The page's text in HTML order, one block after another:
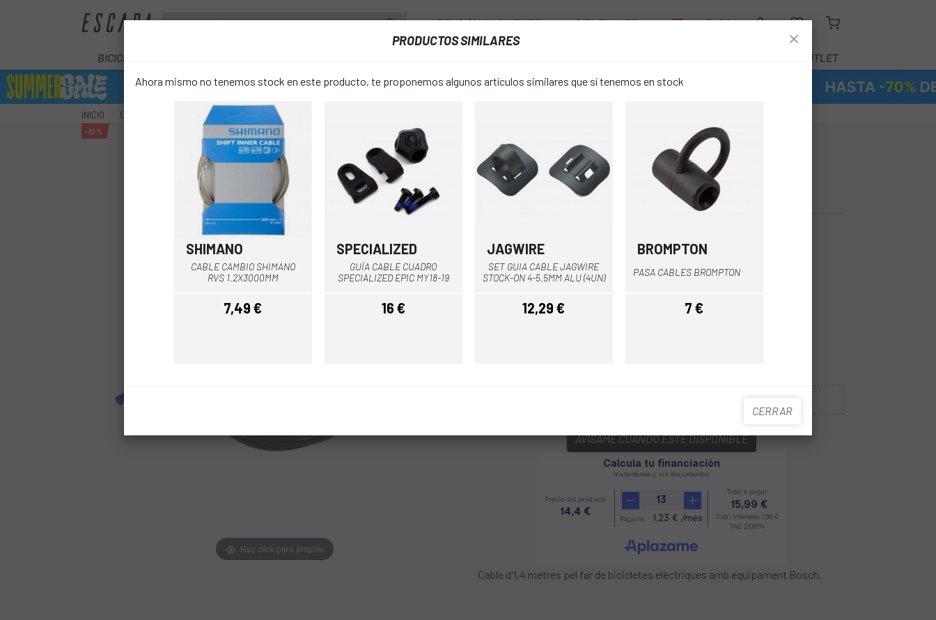
ATENCIÓN AL CLIENTE CITA TALLER BLOG
BICICLETAS OUTLET
INICIO COMPONENTES TRANSMISIÓN CABLES Y FUNDAS
favorite_border
-10%
Haz click para ampliar
CABLE DE LUZ DEL FARO
BOSCH
TALLA: Unica
AVÍSAME CUANDO ESTÉ DISPONIBLE
PRODUCTOS SIMILARES
Ahora mismo no tenemos stock en este producto, te proponemos algunos artículos similares que sí tenemos en stock
SHIMANO
CABLE CAMBIO SHIMANO
RVS 1.2X3000MM
Precio
7,49 €
SPECIALIZED
GUÍA CABLE CUADRO
SPECIALIZED EPIC MY18-19
Precio
16 €
Negro
JAGWIRE
SET GUIA CABLE JAGWIRE
STOCK-ON 4-5.5MM ALU (4UN)
Precio
12,29 €
Negro
BROMPTON
PASA CABLES BROMPTON
Precio
7 €
CERRAR
Cable d'1,4 metres pel far de bicicletes elèctriques amb equipament Bosch.